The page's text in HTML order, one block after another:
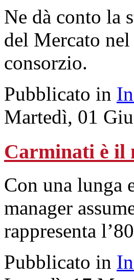
Ne dà conto la
del Mercato
consorzio.
Pubblicato in
Martedì, 01
Carminati è il
Con una lunga
manager
rappresenta
Pubblicato in